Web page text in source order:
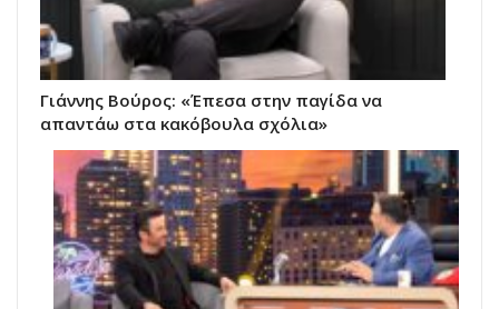
Γιάννης Βούρος: «Έπεσα στην παγίδα να
απαντάω στα κακόβουλα σχόλια»